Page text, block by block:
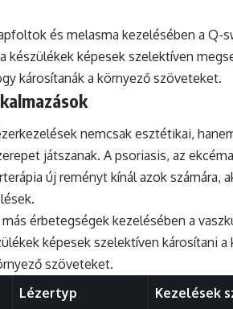
és melasma kezelésében a Q-
készülékek képesek szelektíven
károsítanák a környező szöveteket.
nemcsak esztétikai,
játszanak. A psoriasis, az
új reményt kínál azok számára,
érbetegségek kezelésében a
képesek szelektíven károsítani
szöveteket.
Lézertyp Kezelések